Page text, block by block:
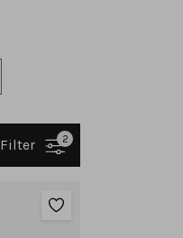
2
Filter